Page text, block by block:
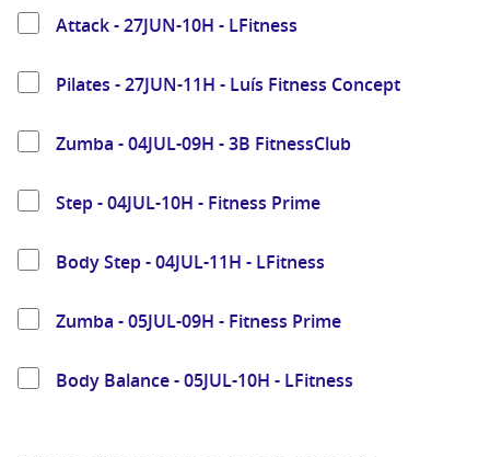
Attack - 27JUN-10H - LFitness
Pilates - 27JUN-11H - Luís Fitness Concept
Zumba - 04JUL-09H - 3B FitnessClub
Step - 04JUL-10H - Fitness Prime
Body Step - 04JUL-11H - LFitness
Zumba - 05JUL-09H - Fitness Prime
Body Balance - 05JUL-10H - LFitness